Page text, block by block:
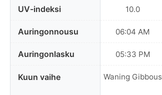
UV-indeksi
Auringonnousu
Auringonlasku
Kuun vaihe
10.0
06:04 AM
05:33 PM
Waning Gibbous